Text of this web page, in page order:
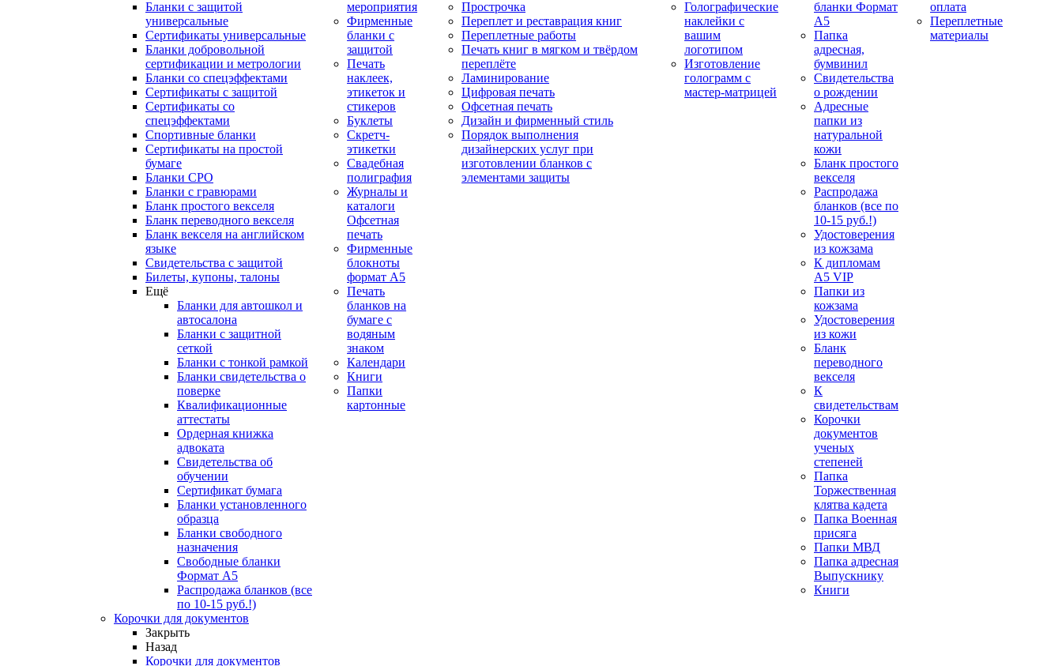
Бланки с защитой
универсальные
Сертификаты универсальные
Бланки добровольной
сертификации и метрологии
Бланки со спецэффектами
Сертификаты с защитой
Сертификаты со
спецэффектами
Спортивные бланки
Cертификаты на простой
бумаге
Бланки СРО
Бланки с гравюрами
Бланк простого векселя
Бланк переводного векселя
Бланк векселя на английском
языке
Свидетельства с защитой
Билеты, купоны, талоны
Ещё
Бланки для автошкол и
автосалона
Бланки с защитной
сеткой
Бланки с тонкой рамкой
Бланки свидетельства о
поверке
Квалификационные
аттестаты
Ордерная книжка
адвоката
Свидетельства об
обучении
Сертификат бумага
Бланки установленного
образца
Бланки свободного
назначения
Свободные бланки
Формат А5
Распродажа бланков (все
по 10-15 руб.!)
Корочки для документов
Закрыть
Назад
Корочки для документов
мероприятия
Фирменные
бланки с
защитой
Печать
наклеек,
этикеток и
стикеров
Буклеты
Скретч-
этикетки
Свадебная
полиграфия
Журналы и
каталоги
Офсетная
печать
Фирменные
блокноты
формат А5
Печать
бланков на
бумаге с
водяным
знаком
Календари
Книги
Папки
картонные
Прострочка
Переплет и реставрация книг
Переплетные работы
Печать книг в мягком и твёрдом
переплёте
Ламинирование
Цифровая печать
Офсетная печать
Дизайн и фирменный стиль
Порядок выполнения
дизайнерских услуг при
изготовлении бланков с
элементами защиты
Голографические
наклейки с
вашим
логотипом
Изготовление
голограмм с
мастер-матрицей
бланки Формат
А5
Папка
адресная,
бумвинил
Свидетельства
о рождении
Адресные
папки из
натуральной
кожи
Бланк простого
векселя
Распродажа
бланков (все по
10-15 руб.!)
Удостоверения
из кожзама
К дипломам
А5 VIP
Папки из
кожзама
Удостоверения
из кожи
Бланк
переводного
векселя
К
свидетельствам
Корочки
документов
ученых
степеней
Папка
Торжественная
клятва кадета
Папка Военная
присяга
Папки МВД
Папка адресная
Выпускнику
Книги
оплата
Переплетные
материалы